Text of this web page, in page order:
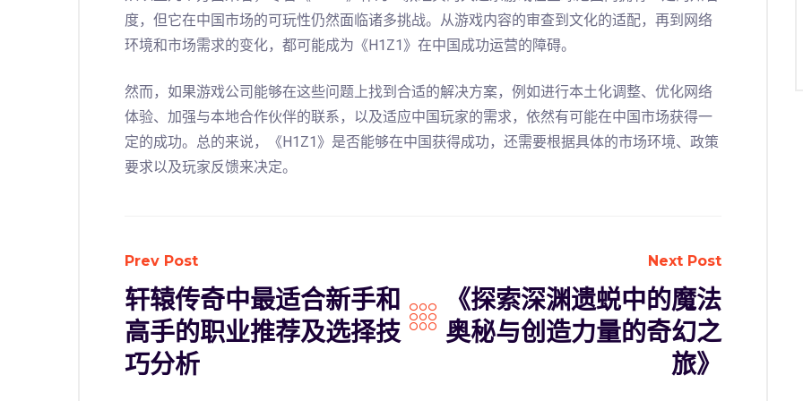
度，但它在中国市场的可玩性仍然面临诸多挑战。从游戏内容的审查到文化的适配，再到网络
环境和市场需求的变化，都可能成为《H1Z1》在中国成功运营的障碍。
然而，如果游戏公司能够在这些问题上找到合适的解决方案，例如进行本土化调整、优化网络
体验、加强与本地合作伙伴的联系，以及适应中国玩家的需求，依然有可能在中国市场获得一
定的成功。总的来说，《H1Z1》是否能够在中国获得成功，还需要根据具体的市场环境、政策
要求以及玩家反馈来决定。
Prev Post
轩辕传奇中最适合新手和
高手的职业推荐及选择技
巧分析
Next Post
《探索深渊遗蜕中的魔法
奥秘与创造力量的奇幻之
旅》